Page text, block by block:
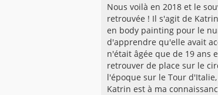
Nous voilà en 2018 et le
retrouvée ! Il s'agit de
en body painting pour le
d'apprendre qu'elle avait
n'était âgée que de 19 ans
retrouver de place sur le
l'époque sur le Tour
Katrin est à ma